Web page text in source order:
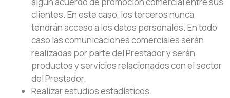
clientes. En este caso, los terceros nunca
tendrán acceso a los datos personales. En todo
caso las comunicaciones comerciales serán
realizadas por parte del Prestador y serán
productos y servicios relacionados con el sector
del Prestador.
Realizar estudios estadísticos.